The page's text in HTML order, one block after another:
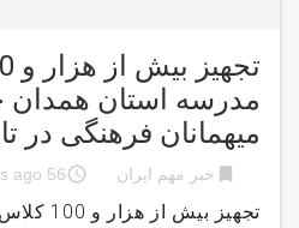
مدرسه استان
میهمانان فرهنگی در
bookmark خبر مهم ایران access_time
56 years ago